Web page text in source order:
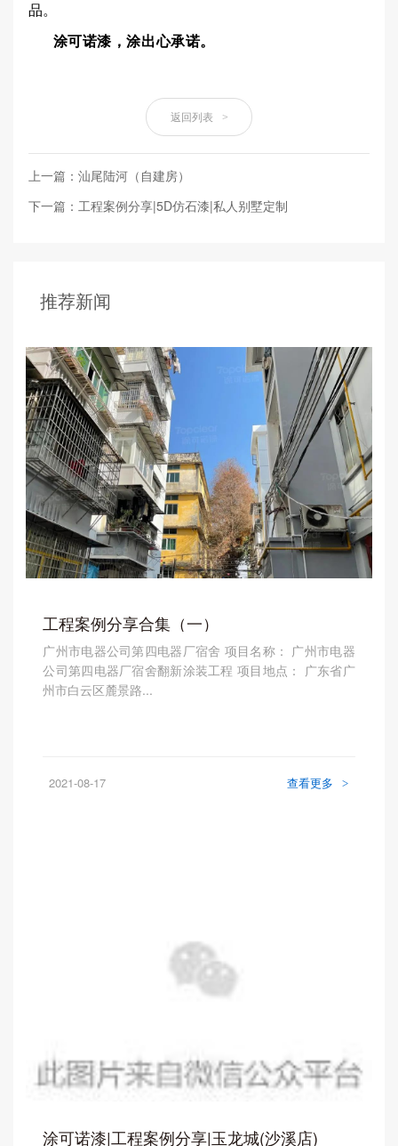
品。
涂可诺漆，涂出心承诺。
返回列表 >
上一篇：汕尾陆河（自建房）
下一篇：工程案例分享|5D仿石漆|私人别墅定制
推荐新闻
工程案例分享合集（一）
广州市电器公司第四电器厂宿舍 项目名称： 广州市电器
公司第四电器厂宿舍翻新涂装工程 项目地点： 广东省广
州市白云区麓景路...
2021-08-17 查看更多 >
涂可诺漆|工程案例分享|玉龙城(沙溪店)